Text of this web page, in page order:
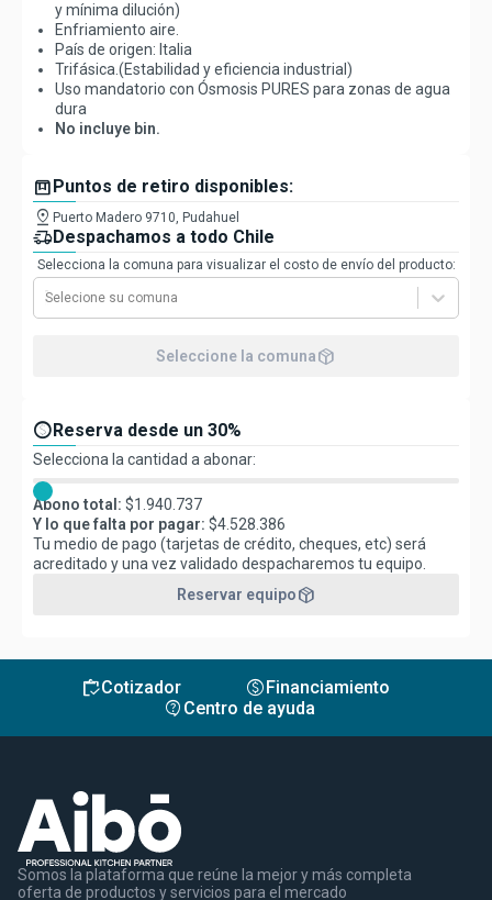
y mínima dilución)
Enfriamiento aire.
País de origen: Italia
Trifásica.(Estabilidad y eficiencia industrial)
Uso mandatorio con Ósmosis PURES para zonas de agua
dura
No incluye bin.
boxPuntos de retiro disponibles:
pin_drop Puerto Madero 9710, Pudahuel
delivery_truck_speedDespachamos a todo Chile
Selecciona la comuna para visualizar el costo de envío del producto:
Selecione su comuna
Seleccione la comunapackage_2
paidReserva desde un 30%
Selecciona la cantidad a abonar:
Abono total: $1.940.737
Y lo que falta por pagar: $4.528.386
Tu medio de pago (tarjetas de crédito, cheques, etc) será
acreditado y una vez validado despacharemos tu equipo.
Reservar equipopackage_2
inventoryCotizador monetization_onFinanciamiento
contact_support Centro de ayuda
Somos la plataforma que reúne la mejor y más completa
oferta de productos y servicios para el mercado